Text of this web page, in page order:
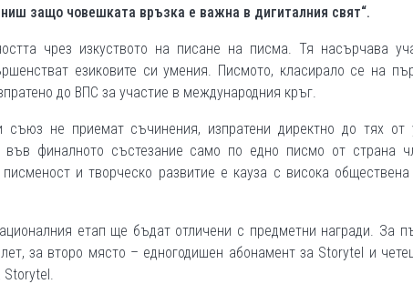
защо човешката връзка е важна в дигиталния свят“.
чрез изкуството на писане на писма. Тя насърчава
езиковите си умения. Писмото, класирало се на
до ВПС за участие в международния кръг.
съюз не приемат съчинения, изпратени директно до тях от
във финалното състезание само по едно писмо от страна
писменост и творческо развитие е кауза с висока
етап ще бъдат отличени с предметни награди. За
за второ място – едногодишен абонамент за Storytel и